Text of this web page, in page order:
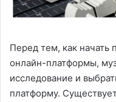
Перед тем, как начать
онлайн-платформы,
исследование и
платформу.